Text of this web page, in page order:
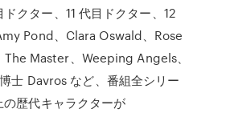
ドクター、11 代目ドクター、12
Pond、Clara Oswald、Rose
Master、Weeping Angels、
士 Davros など、番組全シリー
歴代キャラクターが